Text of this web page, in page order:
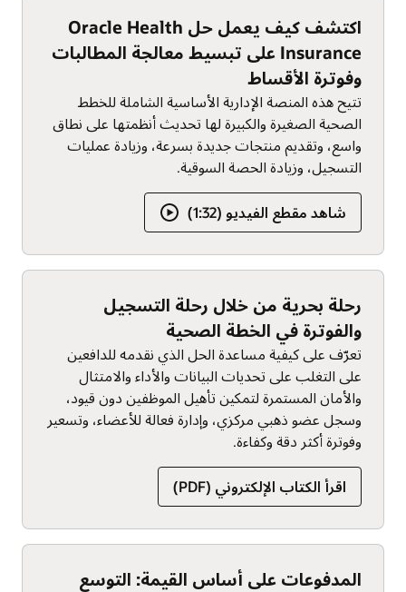
اكتشف كيف يعمل حل Oracle Health
Insurance على تبسيط معالجة المطالبات
وفوترة الأقساط
تتيح هذه المنصة الإدارية الأساسية الشاملة للخطط
الصحية الصغيرة والكبيرة لها تحديث أنظمتها على نطاق
واسع، وتقديم منتجات جديدة بسرعة، وزيادة عمليات
التسجيل، وزيادة الحصة السوقية.
شاهد مقطع الفيديو (1:32)
رحلة بحرية من خلال رحلة التسجيل
والفوترة في الخطة الصحية
تعرّف على كيفية مساعدة الحل الذي نقدمه للدافعين
على التغلب على تحديات البيانات والأداء والامتثال
والأمان المستمرة لتمكين تأهيل الموظفين دون قيود،
وسجل عضو ذهبي مركزي، وإدارة فعالة للأعضاء، وتسعير
وفوترة أكثر دقة وكفاءة.
اقرأ الكتاب الإلكتروني (PDF)
المدفوعات على أساس القيمة: التوسع